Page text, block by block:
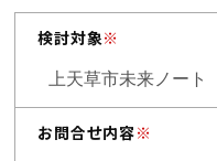
検討対象※
お問合せ内容※